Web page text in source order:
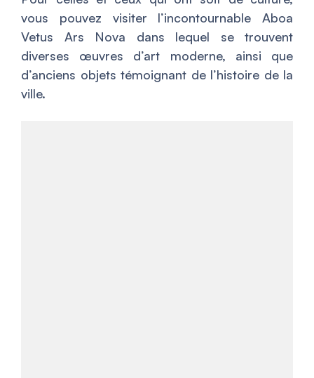
vous pouvez visiter l’incontournable Aboa
Vetus Ars Nova dans lequel se trouvent
diverses œuvres d’art moderne, ainsi que
d’anciens objets témoignant de l’histoire de la
ville.